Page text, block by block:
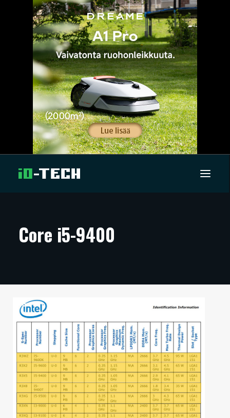
ARTIKKELIT
TECHBBS
TIETOA
HINTA.FI
KAUPPA
VAIHDA TEEMA
Core i5-9400